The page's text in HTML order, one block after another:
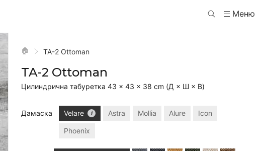
Меню
🏠 TA-2 Ottoman
TA-2 Ottoman
Цилиндрична табуретка 43 × 43 × 38 cm (Д × Ш × В)
Дамаска Velare Astra Mollia Alure Icon
Phoenix